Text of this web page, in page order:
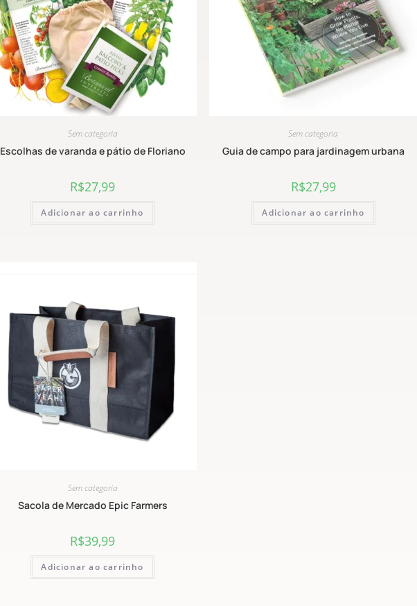
Sem categoria
Escolhas de varanda e pátio de Floriano
R$27,99
Adicionar ao carrinho
Sem categoria
Guia de campo para jardinagem urbana
R$27,99
Adicionar ao carrinho
Sem categoria
Sacola de Mercado Epic Farmers
R$39,99
Adicionar ao carrinho